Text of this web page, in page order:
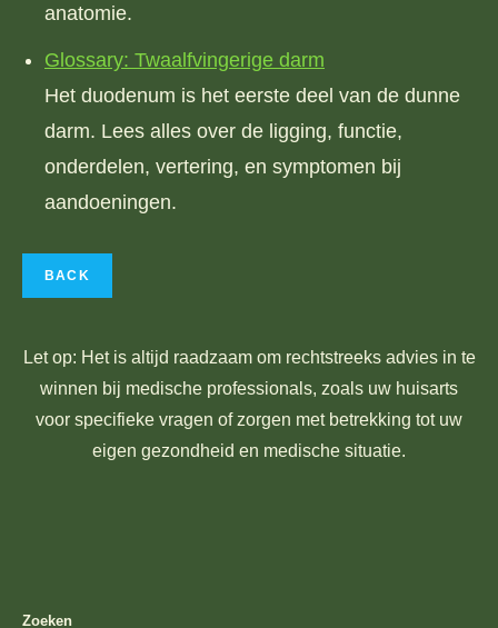
anatomie.
Glossary: Twaalfvingerige darm
Het duodenum is het eerste deel van de dunne
darm. Lees alles over de ligging, functie,
onderdelen, vertering, en symptomen bij
aandoeningen.
Let op: Het is altijd raadzaam om rechtstreeks advies in te
winnen bij medische professionals, zoals uw huisarts
voor specifieke vragen of zorgen met betrekking tot uw
eigen gezondheid en medische situatie.
Zoeken